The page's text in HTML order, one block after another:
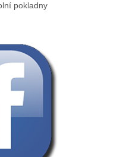
pokladny